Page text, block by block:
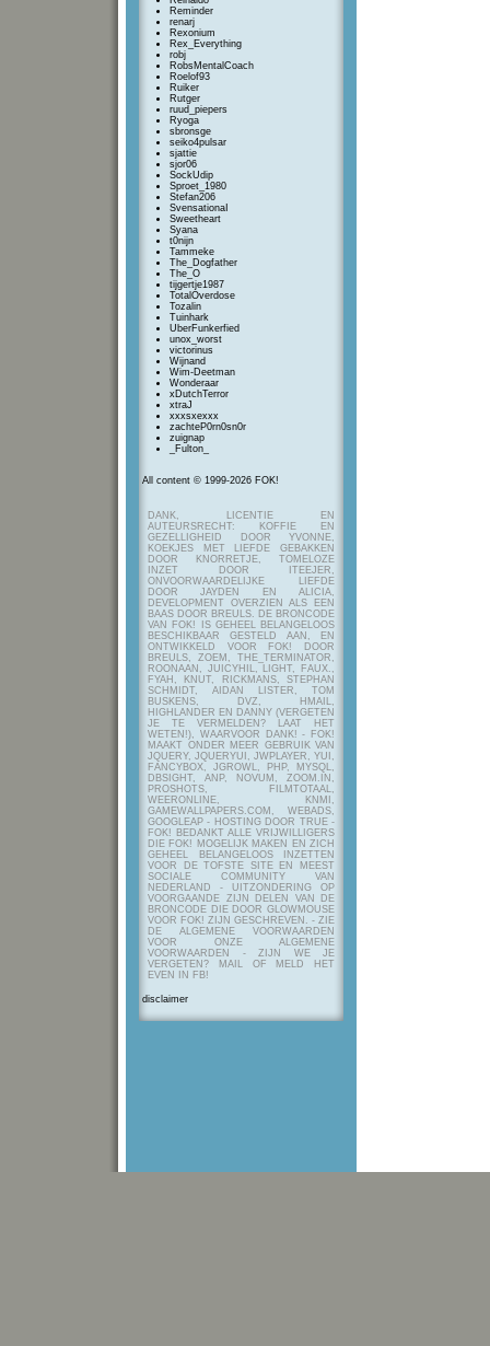
Reminder
renarj
Rexonium
Rex_Everything
robj
RobsMentalCoach
Roelof93
Ruiker
Rutger
ruud_piepers
Ryoga
sbronsge
seiko4pulsar
sjattie
sjor06
SockUdip
Sproet_1980
Stefan206
SvensationaI
Sweetheart
Syana
t0nijn
Tammeke
The_Dogfather
The_O
tijgertje1987
TotalOverdose
Tozalin
Tuinhark
UberFunkerfied
unox_worst
victorinus
Wijnand
Wim-Deetman
Wonderaar
xDutchTerror
xtraJ
xxxsxexxx
zachteP0rn0sn0r
zuignap
_Fulton_
All content © 1999-2026 FOK!
DANK, LICENTIE EN
AUTEURSRECHT: KOFFIE EN
GEZELLIGHEID DOOR YVONNE,
KOEKJES MET LIEFDE GEBAKKEN
DOOR KNORRETJE, TOMELOZE
INZET DOOR ITEEJER,
ONVOORWAARDELIJKE LIEFDE
DOOR JAYDEN EN ALICIA,
DEVELOPMENT OVERZIEN ALS EEN
BAAS DOOR BREULS. DE BRONCODE
VAN FOK! IS GEHEEL BELANGELOOS
BESCHIKBAAR GESTELD AAN, EN
ONTWIKKELD VOOR FOK! DOOR
BREULS, ZOEM, THE_TERMINATOR,
ROONAAN, JUICYHIL, LIGHT, FAUX.,
FYAH, KNUT, RICKMANS, STEPHAN
SCHMIDT, AIDAN LISTER, TOM
BUSKENS, DVZ, HMAIL,
HIGHLANDER EN DANNY (VERGETEN
JE TE VERMELDEN? LAAT HET
WETEN!), WAARVOOR DANK! - FOK!
MAAKT ONDER MEER GEBRUIK VAN
JQUERY, JQUERYUI, JWPLAYER, YUI,
FANCYBOX, JGROWL, PHP, MYSQL,
DBSIGHT, ANP, NOVUM, ZOOM.IN,
PROSHOTS, FILMTOTAAL,
WEERONLINE, KNMI,
GAMEWALLPAPERS.COM, WEBADS,
GOOGLEAP - HOSTING DOOR TRUE -
FOK! BEDANKT ALLE VRIJWILLIGERS
DIE FOK! MOGELIJK MAKEN EN ZICH
GEHEEL BELANGELOOS INZETTEN
VOOR DE TOFSTE SITE EN MEEST
SOCIALE COMMUNITY VAN
NEDERLAND - UITZONDERING OP
VOORGAANDE ZIJN DELEN VAN DE
BRONCODE DIE DOOR GLOWMOUSE
VOOR FOK! ZIJN GESCHREVEN. - ZIE
DE ALGEMENE VOORWAARDEN
VOOR ONZE ALGEMENE
VOORWAARDEN - ZIJN WE JE
VERGETEN? MAIL OF MELD HET
EVEN IN FB!
disclaimer